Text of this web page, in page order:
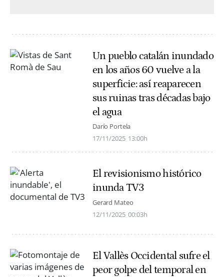
Un pueblo catalán inundado
en los años 60 vuelve a la
superficie: así reaparecen
sus ruinas tras décadas bajo
el agua
Darío Portela
17/11/2025 13:00h
El revisionismo histórico
inunda TV3
Gerard Mateo
12/11/2025 00:03h
El Vallès Occidental sufre el
peor golpe del temporal en